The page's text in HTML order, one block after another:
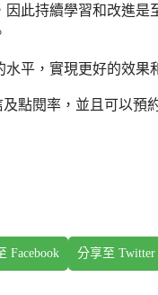
因此持續學習和改進
平，實現更好的效果
點閱率，並且可以預
Facebook 分享至 Twitter